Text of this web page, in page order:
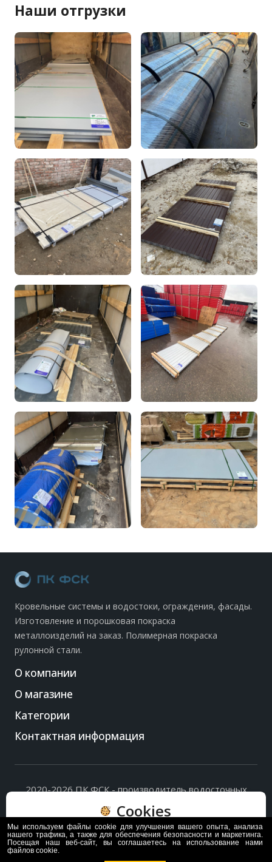
Наши отгрузки
Кровельные системы и водостоки, ограждения, фасады.
Изготовление и порошковая покраска
металлоизделий на заказ. Полимерная покраска
рулонной стали.
О компании
О магазине
Категории
Контактная информация
2020-2026 ПК ФСК - производитель водосточных
Политика обработки персональных данных
на их обработку.
Cookies
Пользуясь сайтом, вы соглашаетесь с политикой
обработки и хранения данных Cookie
Мы используем файлы cookie для улучшения вашего опыта, анализа
нашего трафика, а также для обеспечения безопасности и маркетинга.
Посещая наш веб-сайт, вы соглашаетесь на использование нами
файлов cookie.